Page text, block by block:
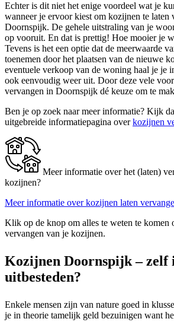
Echter is dit niet het enige voordeel wat je
wanneer je ervoor kiest om kozijnen te laten
Doornspijk. De gehele uitstraling van je
op vooruit. En dat is prettig! Hoe mooier je
Tevens is het een optie dat de meerwaarde
toenemen door het plaatsen van de nieuwe
eventuele verkoop van de woning haal je je
ook eenvoudig weer uit. Door deze vele
vervangen in Doornspijk dé keuze om te
Ben je op zoek naar meer informatie? Kijk
uitgebreide informatiepagina overkozijnen
Meer informatie over het (laten)
kozijnen?
Meer informatie over kozijnen laten
Klik op de knop om alles te weten te komen
vervangen van je kozijnen.
Kozijnen Doornspijk – zelf
uitbesteden?
Enkele mensen zijn van nature goed in
je in theorie tamelijk geld bezuinigen want